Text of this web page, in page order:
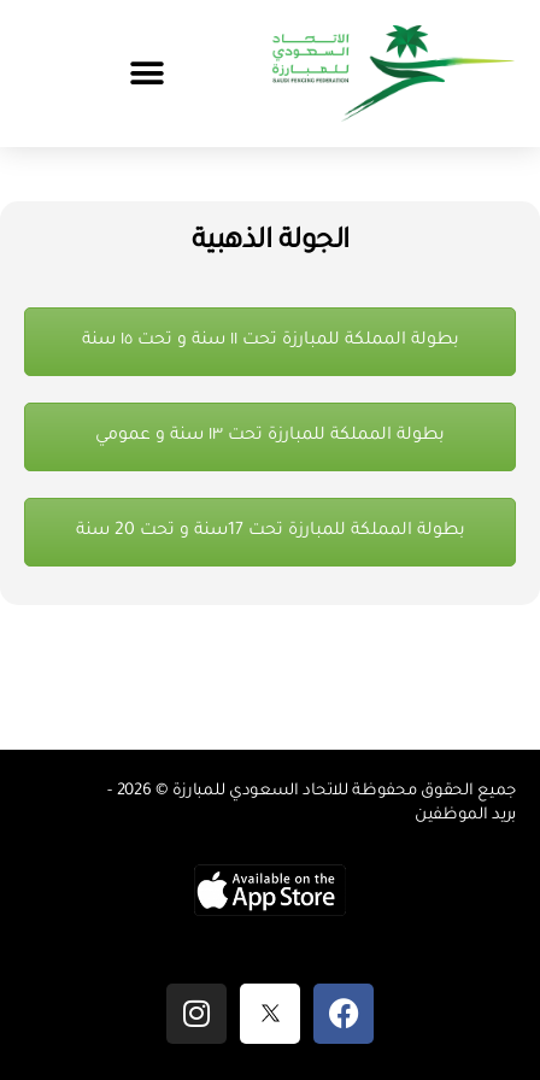
الجولة الذهبية
بطولة المملكة للمبارزة تحت ١١ سنة و تحت ١٥ سنة
بطولة المملكة للمبارزة تحت ١٣ سنة و عمومي
بطولة المملكة للمبارزة تحت 17سنة و تحت 20 سنة
جميع الحقوق محفوظة للاتحاد السعودي للمبارزة © 2026 -
بريد الموظفين